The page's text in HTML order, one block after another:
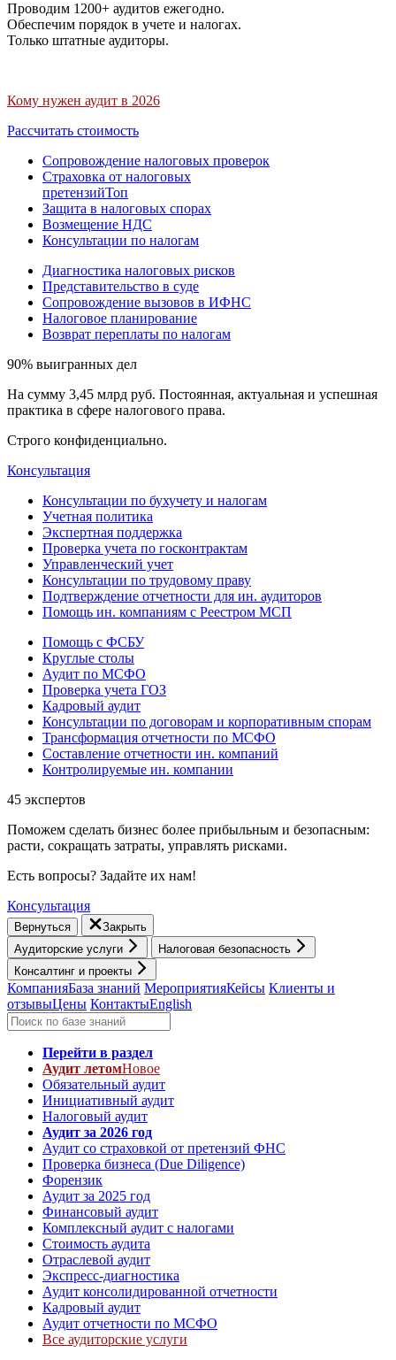
Проводим 1200+ аудитов ежегодно.
Обеспечим порядок в учете и налогах.
Только штатные аудиторы.
Кому нужен аудит в 2026
Рассчитать стоимость
Сопровождение налоговых проверок
Страховка от налоговых
претензийТоп
Защита в налоговых спорах
Возмещение НДС
Консультации по налогам
Диагностика налоговых рисков
Представительство в суде
Сопровождение вызовов в ИФНС
Налоговое планирование
Возврат переплаты по налогам
90% выигранных дел
На сумму 3,45 млрд руб. Постоянная, актуальная и успешная
практика в сфере налогового права.
Строго конфиденциально.
Консультация
Консультации по бухучету и налогам
Учетная политика
Экспертная поддержка
Проверка учета по госконтрактам
Управленческий учет
Консультации по трудовому праву
Подтверждение отчетности для ин. аудиторов
Помощь ин. компаниям с Реестром МСП
Помощь с ФСБУ
Круглые столы
Аудит по МСФО
Проверка учета ГОЗ
Кадровый аудит
Консультации по договорам и корпоративным спорам
Трансформация отчетности по МСФО
Составление отчетности ин. компаний
Контролируемые ин. компании
45 экспертов
Поможем сделать бизнес более прибыльным и безопасным:
расти, cокращать затраты, управлять рисками.
Есть вопросы? Задайте их нам!
Консультация
Вернуться
Закрыть
Аудиторские услуги
Налоговая безопасность
Консалтинг и проекты
КомпанияБаза знаний МероприятияКейсы Клиенты и
отзывыЦены КонтактыEnglish
Перейти в раздел
Аудит летомНовое
Обязательный аудит
Инициативный аудит
Налоговый аудит
Аудит за 2026 год
Аудит со страховкой от претензий ФНС
Проверка бизнеса (Due Diligence)
Форензик
Аудит за 2025 год
Финансовый аудит
Комплексный аудит с налогами
Стоимость аудита
Отраслевой аудит
Экспресс-диагностика
Аудит консолидированной отчетности
Кадровый аудит
Аудит отчетности по МСФО
Все аудиторские услуги